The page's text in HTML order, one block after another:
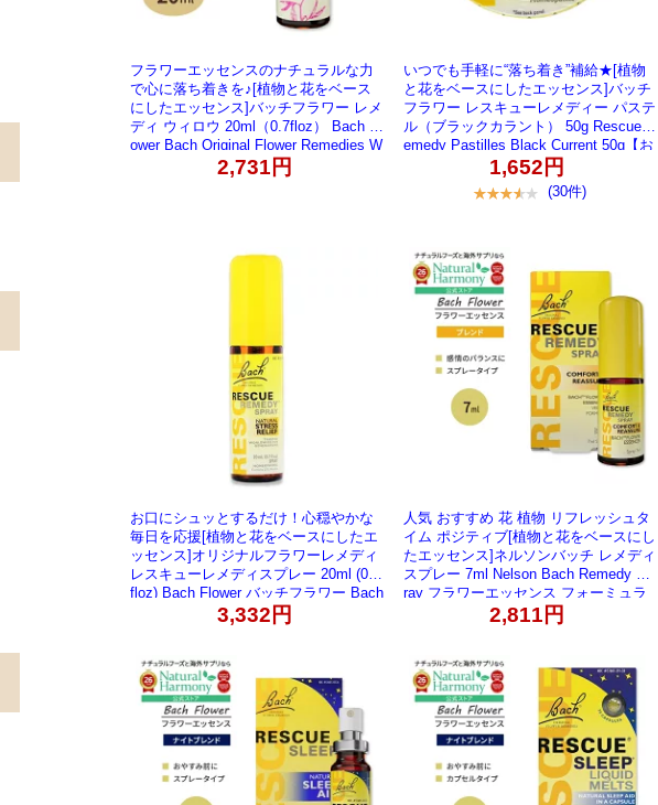
フラワーエッセンスのナチュラルな力
で心に落ち着きを♪[植物と花をベース
にしたエッセンス]バッチフラワー レメ
ディ ウィロウ 20ml（0.7floz） Bach Fl
ower Bach Original Flower Remedies W
illow 0.7 fl oz（20 ml）【お取り寄せ商
2,731円
いつでも手軽に“落ち着き”補給★[植物
と花をベースにしたエッセンス]バッチ
フラワー レスキューレメディー パステ
ル（ブラックカラント） 50g Rescue R
emedy Pastilles Black Current 50g【お
取り寄せ商品】1,652円
(30件)
お口にシュッとするだけ！心穏やかな
毎日を応援[植物と花をベースにしたエ
ッセンス]オリジナルフラワーレメディ
レスキューレメディスプレー 20ml (0.7
floz) Bach Flower バッチフラワー Bach
Flower Original Flower Remedies Resc
ue Remedy Spray 0.7floz 20ml【お取
3,332円
人気 おすすめ 花 植物 リフレッシュタ
イム ポジティブ[植物と花をベースにし
たエッセンス]ネルソンバッチ レメディ
スプレー 7ml Nelson Bach Remedy Sp
ray フラワーエッセンス フォーミュラ
Formula ブレンド【お取り寄せ商品】
2,811円